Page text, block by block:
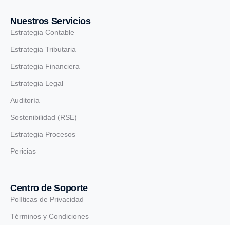
Nuestros Servicios
Estrategia Contable
Estrategia Tributaria
Estrategia Financiera
Estrategia Legal
Auditoría
Sostenibilidad (RSE)
Estrategia Procesos
Pericias
Centro de Soporte
Políticas de Privacidad
Términos y Condiciones